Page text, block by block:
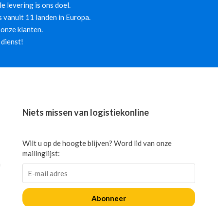
levering is ons doel.
11 landen in Europa.
klanten.
Niets missen van logistiekonline
Wilt u op de hoogte blijven? Word lid van onze
mailinglijst:
Abonneer